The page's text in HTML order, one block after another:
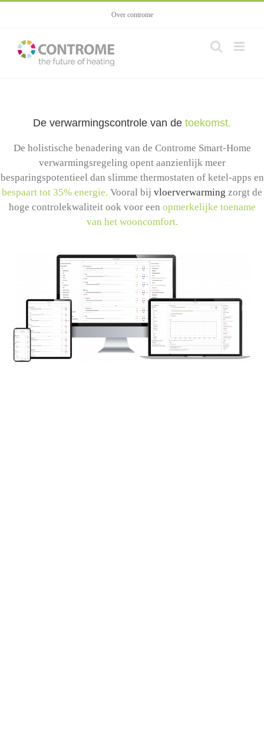
content
Over controme
De verwarmingscontrole van de toekomst.
De holistische benadering van de Controme Smart-Home
verwarmingsregeling opent aanzienlijk meer
besparingspotentieel dan slimme thermostaten of ketel-apps en
bespaart tot 35% energie. Vooral bij vloerverwarming zorgt de
hoge controlekwaliteit ook voor een opmerkelijke toename
van het wooncomfort.